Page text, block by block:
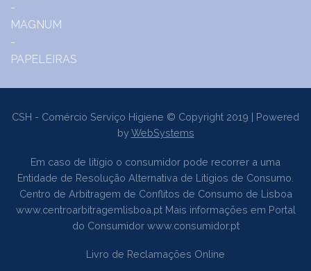
CSH - Comércio Serviço Higiene © Copyright 2019 | Powered
byWebSystems
Em caso de litígio o consumidor pode recorrer a uma
Entidade de Resolução Alternativa de Litígios de Consumo.
Centro de Arbitragem de Conflitos de Consumo de Lisboa
www.centroarbitragemlisboa.ptMais informações em Portal
do Consumidor www.consumidor.pt
Livro de Reclamações Online